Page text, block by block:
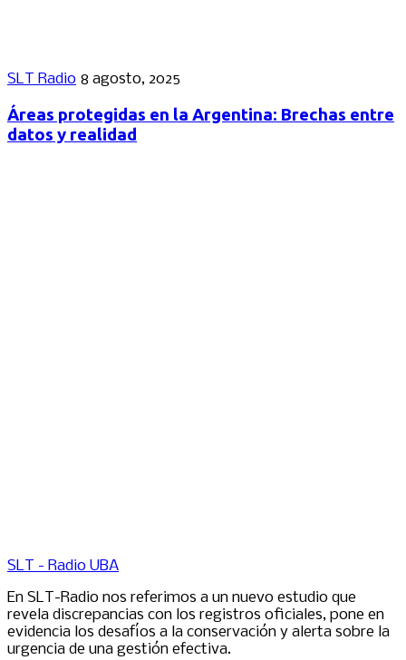
SLT Radio 8 agosto, 2025
Áreas protegidas en la Argentina: Brechas entre
datos y realidad
SLT - Radio UBA
En SLT-Radio nos referimos a un nuevo estudio que
revela discrepancias con los registros oficiales, pone en
evidencia los desafíos a la conservación y alerta sobre la
urgencia de una gestión efectiva.